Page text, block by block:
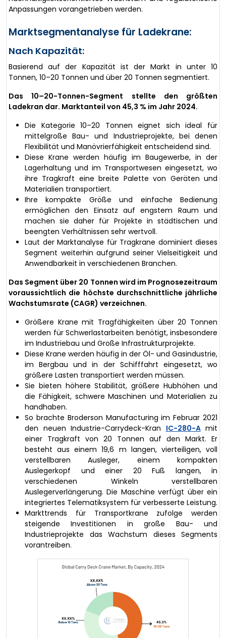
Anpassungen vorangetrieben werden.
Marktsegmentanalyse für Ladekrane:
Nach Kapazität:
Basierend auf der Kapazität ist der Markt in unter 10
Tonnen, 10–20 Tonnen und über 20 Tonnen segmentiert.
Das 10–20-Tonnen-Segment stellte den größten
Ladekran dar. Marktanteil von 45,3 % im Jahr 2024.
Die Kategorie 10–20 Tonnen eignet sich ideal für
mittelgroße Bau- und Industrieprojekte, bei denen
Flexibilität und Manövrierfähigkeit entscheidend sind.
Diese Krane werden häufig im Baugewerbe, in der
Lagerhaltung und im Transportwesen eingesetzt, wo
ihre Tragkraft eine breite Palette von Geräten und
Materialien transportiert.
Ihre kompakte Größe und einfache Bedienung
ermöglichen den Einsatz auf engstem Raum und
machen sie daher für Projekte in städtischen und
beengten Verhältnissen sehr wertvoll.
Laut der Marktanalyse für Tragkrane dominiert dieses
Segment weiterhin aufgrund seiner Vielseitigkeit und
Anwendbarkeit in verschiedenen Branchen.
Das Segment über 20 Tonnen wird im Prognosezeitraum
voraussichtlich die höchste durchschnittliche jährliche
Wachstumsrate (CAGR) verzeichnen.
Größere Krane mit Tragfähigkeiten über 20 Tonnen
werden für Schwerlastarbeiten benötigt, insbesondere
im Industriebau und Große Infrastrukturprojekte.
Diese Krane werden häufig in der Öl- und Gasindustrie,
im Bergbau und in der Schifffahrt eingesetzt, wo
größere Lasten transportiert werden müssen.
Sie bieten höhere Stabilität, größere Hubhöhen und
die Fähigkeit, schwere Maschinen und Materialien zu
handhaben.
So brachte Broderson Manufacturing im Februar 2021
den neuen Industrie-Carrydeck-Kran IC-280-Amit
einer Tragkraft von 20 Tonnen auf den Markt. Er
besteht aus einem 19,6 m langen, vierteiligen, voll
verstellbaren Ausleger, einem kompakten
Auslegerkopf und einer 20 Fuß langen, in
verschiedenen Winkeln verstellbaren
Auslegerverlängerung. Die Maschine verfügt über ein
integriertes Telematiksystem für verbesserte Leistung.
Markttrends für Transportkrane zufolge werden
steigende Investitionen in große Bau- und
Industrieprojekte das Wachstum dieses Segments
vorantreiben.